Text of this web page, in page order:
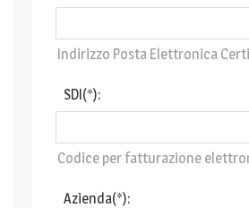
Indirizzo Posta Elettronica
SDI(*):
Codice per fatturazione
Azienda(*):